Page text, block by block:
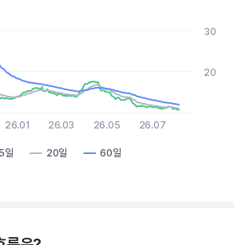
5일 20일 60일
26.01 26.03 26.05 26.07
20
30